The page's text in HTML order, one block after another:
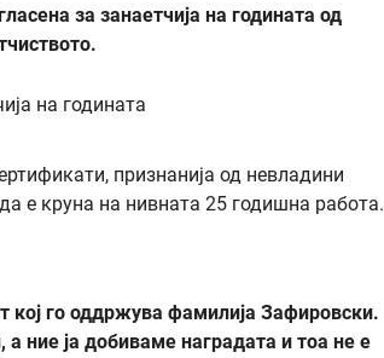
за занаетчија на годината од
признанија од невладини
е круна на нивната 25 годишна работа.
кој го оддржува фамилија Зафировски.
ние ја добиваме наградата и тоа не е